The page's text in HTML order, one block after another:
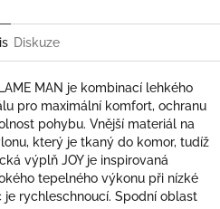
Diskuze
MAN je kombinací lehkého
pro maximální komfort, ochranu
pohybu. Vnější materiál na
který je tkaný do komor, tudíž
výplň JOY je inspirovaná
tepelného výkonu při nízké
rychleschnoucí. Spodní oblast